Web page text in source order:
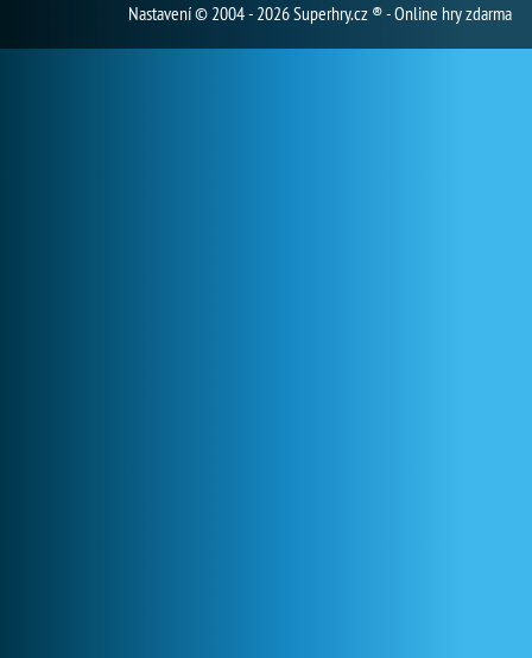
Nastavení© 2004 - 2026 Superhry.cz ® - Online hry zdarma